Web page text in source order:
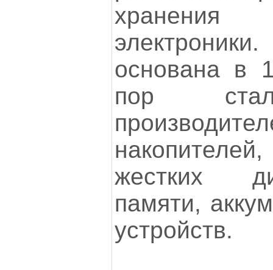
основана в
пор
жестких
памяти,
устройств.